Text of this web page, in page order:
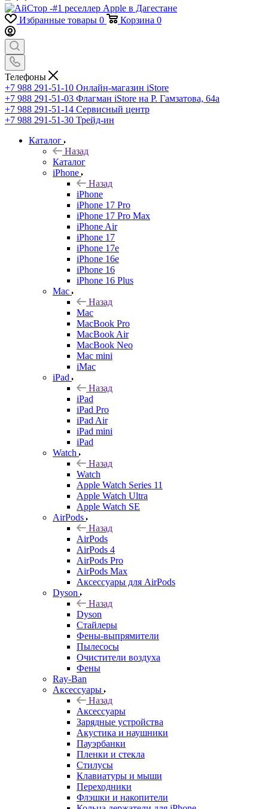
Избранные товары 0 Корзина 0
Телефоны
+7 988 291-51-10 Онлайн-магазин iStore
+7 988 291-51-03 Флагман iStore на Р. Гамзатова, 64а
+7 988 291-51-14 Сервисный центр
+7 988 291-51-30 Трейд-ин
Каталог
Назад
Каталог
iPhone
Назад
iPhone
iPhone 17 Pro
iPhone 17 Pro Max
iPhone Air
iPhone 17
iPhone 17e
iPhone 16e
iPhone 16
iPhone 16 Plus
Mac
Назад
Mac
MacBook Pro
MacBook Air
MacBook Neo
Mac mini
iMac
iPad
Назад
iPad
iPad Pro
iPad Air
iPad mini
iPad
Watch
Назад
Watch
Apple Watch Series 11
Apple Watch Ultra
Apple Watch SE
AirPods
Назад
AirPods
AirPods 4
AirPods Pro
AirPods Max
Аксессуары для AirPods
Dyson
Назад
Dyson
Стайлеры
Фены-выпрямители
Пылесосы
Очистители воздуха
Фены
Ray-Ban
Аксессуары
Назад
Аксессуары
Зарядные устройства
Акустика и наушники
Пауэрбанки
Пленки и стекла
Стилусы
Клавиатуры и мыши
Переходники
Флэшки и накопители